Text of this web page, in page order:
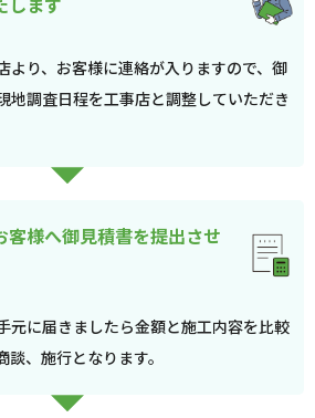
より、お客様に連絡が入りますので、御
地調査日程を工事店と調整していただき
客様へ御見積書を提出させ
元に届きましたら金額と施工内容を比較
談、施行となります。